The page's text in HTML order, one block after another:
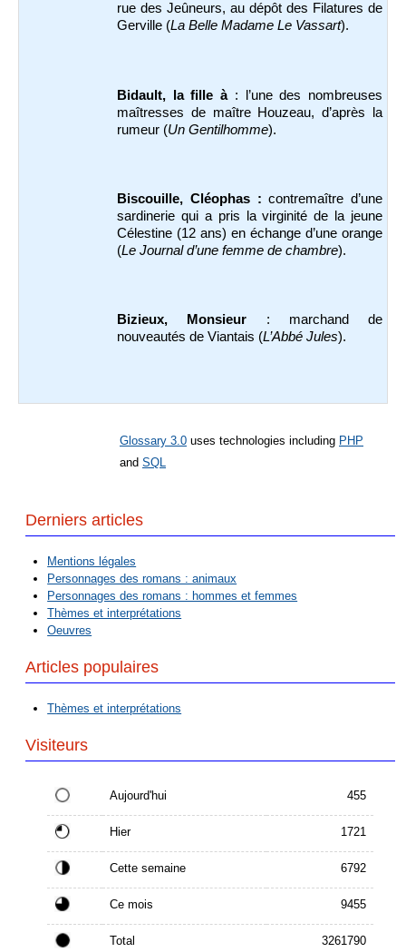
rue des Jeûneurs, au dépôt des Filatures de
Gerville (La Belle Madame Le Vassart).
Bidault, la fille à : l’une des nombreuses
maîtresses de maître Houzeau, d’après la
rumeur (Un Gentilhomme).
Biscouille, Cléophas :contremaître d’une
sardinerie qui a pris la virginité de la jeune
Célestine (12 ans) en échange d’une orange
(Le Journal d’une femme de chambre).
Bizieux, Monsieur : marchand de
nouveautés de Viantais (L’Abbé Jules).
Glossary 3.0 uses technologies including PHP
and SQL
Derniers articles
Mentions légales
Personnages des romans : animaux
Personnages des romans : hommes et femmes
Thèmes et interprétations
Oeuvres
Articles populaires
Thèmes et interprétations
Visiteurs
Aujourd'hui 455
Hier 1721
Cette semaine 6792
Ce mois 9455
Total 3261790